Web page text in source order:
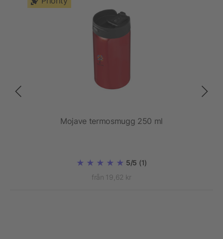
Mojave termosmugg 250 ml
5/5 (1)
från 19,62 kr